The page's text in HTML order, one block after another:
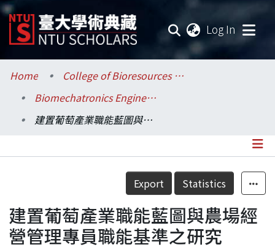
Log In
Communities & Collections
Research Outputs
Statistics
Home
College of Bioresources and Agriculture / 生物資源暨農學院
Biomechatronics Engineering / 生物機電工程學系
建置葡萄產業職能藍圖與農場經營管理專員職能基準之研究
Details
Export Statistics
建置葡萄產業職能藍圖與農場經
營管理專員職能基準之研究